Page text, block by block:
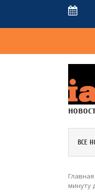
ВСЕ
Главная
минуту